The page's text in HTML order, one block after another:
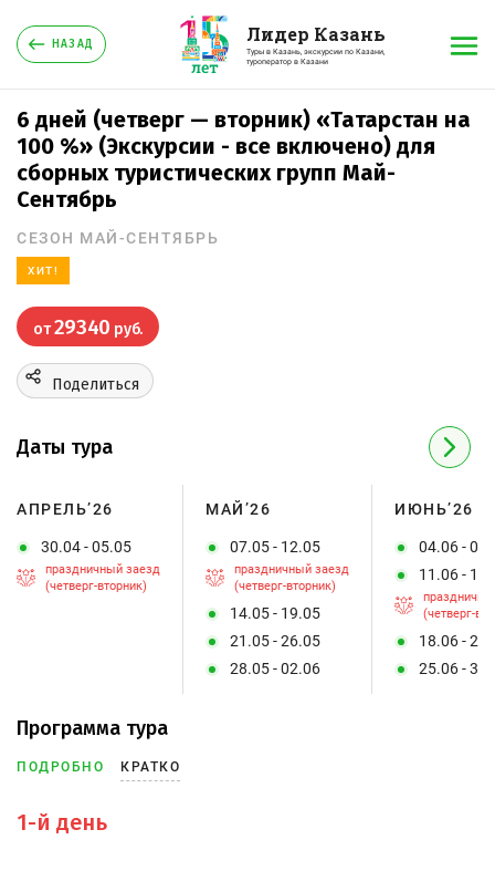
НАЗАД Лидер Казань
Туры в Казань, экскурсии по Казани,
туроператор в Казани
6 дней (четверг — вторник) «Татарстан на
100 %» (Экскурсии - все включено) для
сборных туристических групп Май-
Сентябрь
СЕЗОН МАЙ-СЕНТЯБРЬ
ХИТ!
от29340 руб.
Поделиться
Даты тура
АПРЕЛЬ’26
30.04 - 05.05
праздничный заезд
(четверг-вторник)
МАЙ’26
07.05 - 12.05
праздничный заезд
(четверг-вторник)
14.05 - 19.05
21.05 - 26.05
28.05 - 02.06
ИЮНЬ’26
04.06 -
11.06 -
(четверг-
18.06 -
25.06 -
Программа тура
ПОДРОБНО КРАТКО
1-й день